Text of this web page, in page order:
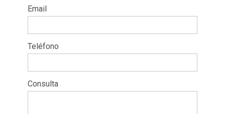
Email
Teléfono
Consulta